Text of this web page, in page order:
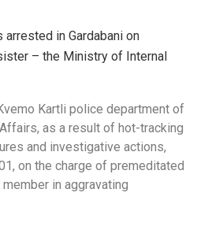
in Gardabani on
– the Ministry of Internal
Kartli police department of
as a result of hot-tracking
and investigative actions,
on the charge of premeditated
in aggravating